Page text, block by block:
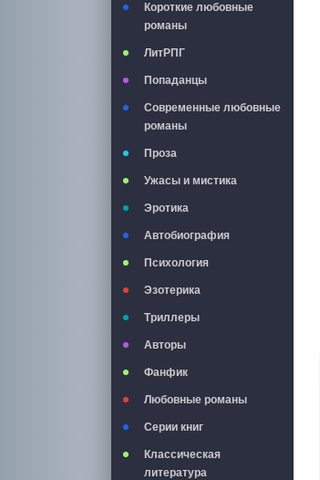
Короткие любовные
романы
ЛитРПГ
Попаданцы
Современные любовные
романы
Проза
Ужасы и мистика
Эротика
Автобиография
Психология
Эзотерика
Триллеры
Авторы
Фанфик
Любовные романы
Серии книг
Классическая
литература